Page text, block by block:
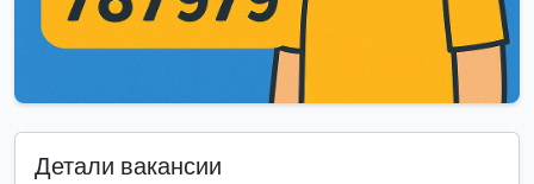
Детали вакансии